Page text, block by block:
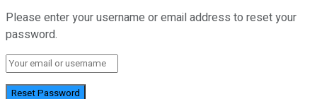
Please enter your username or email address to reset your
password.